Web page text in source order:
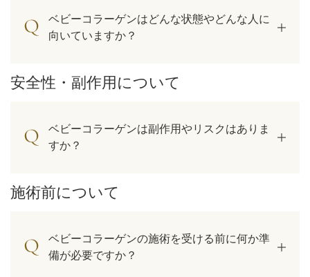
ベビーコラーゲンはどんな状態やどんな人に
向いていますか？
安全性・副作用について
ベビーコラーゲンは副作用やリスクはありま
すか？
施術前について
ベビーコラーゲンの施術を受ける前に何か準
備が必要ですか？